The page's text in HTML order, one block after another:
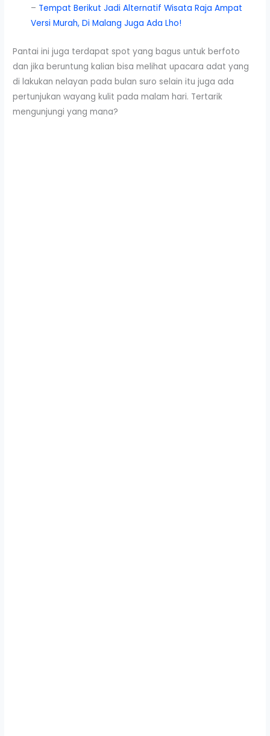
– Tempat Berikut Jadi Alternatif Wisata Raja Ampat
Versi Murah, Di Malang Juga Ada Lho!
Pantai ini juga terdapat spot yang bagus untuk berfoto
dan jika beruntung kalian bisa melihat upacara adat yang
di lakukan nelayan pada bulan suro selain itu juga ada
pertunjukan wayang kulit pada malam hari. Tertarik
mengunjungi yang mana?